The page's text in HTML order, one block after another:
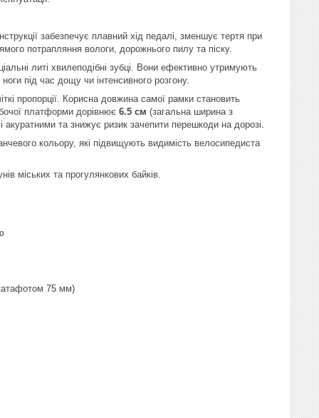
забезпечує плавний хід педалі, зменшує тертя при
потрапляння вологи, дорожнього пилу та піску.
литі хвилеподібні зубці. Вони ефективно утримують
під час дощу чи інтенсивного розгону.
пропорції. Корисна довжина самої рамки становить
платформи дорівнює 6.5 см (загальна ширина з
та знижує ризик зачепити перешкоди на дорозі.
кольору, які підвищують видимість велосипедиста
міських та прогулянкових байків.
75 мм)